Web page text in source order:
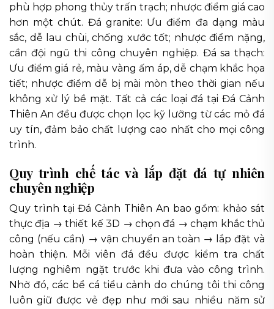
phù hợp phong thủy trấn trạch; nhược điểm giá cao
hơn một chút. Đá granite: Ưu điểm đa dạng màu
sắc, dễ lau chùi, chống xước tốt; nhược điểm nặng,
cần đội ngũ thi công chuyên nghiệp. Đá sa thạch:
Ưu điểm giá rẻ, màu vàng ấm áp, dễ chạm khắc họa
tiết; nhược điểm dễ bị mài mòn theo thời gian nếu
không xử lý bề mặt. Tất cả các loại đá tại Đá Cảnh
Thiên An đều được chọn lọc kỹ lưỡng từ các mỏ đá
uy tín, đảm bảo chất lượng cao nhất cho mọi công
trình.
Quy trình chế tác và lắp đặt đá tự nhiên
chuyên nghiệp
Quy trình tại Đá Cảnh Thiên An bao gồm: khảo sát
thực địa → thiết kế 3D → chọn đá → chạm khắc thủ
công (nếu cần) → vận chuyển an toàn → lắp đặt và
hoàn thiện. Mỗi viên đá đều được kiểm tra chất
lượng nghiêm ngặt trước khi đưa vào công trình.
Nhờ đó, các bể cá tiểu cảnh do chúng tôi thi công
luôn giữ được vẻ đẹp như mới sau nhiều năm sử